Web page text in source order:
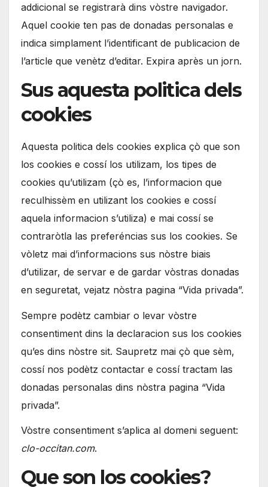
addicional se registrarà dins vòstre navigador.
Aquel cookie ten pas de donadas personalas e
indica simplament l’identificant de publicacion de
l’article que venètz d’editar. Expira après un jorn.
Sus aquesta politica dels
cookies
Aquesta politica dels cookies explica çò que son
los cookies e cossí los utilizam, los tipes de
cookies qu’utilizam (çò es, l’informacion que
reculhissèm en utilizant los cookies e cossí
aquela informacion s’utiliza) e mai cossí se
contraròtla las preferéncias sus los cookies. Se
vòletz mai d’informacions sus nòstre biais
d’utilizar, de servar e de gardar vòstras donadas
en seguretat, vejatz nòstra pagina “Vida privada”.
Sempre podètz cambiar o levar vòstre
consentiment dins la declaracion sus los cookies
qu’es dins nòstre sit. Saupretz mai çò que sèm,
cossí nos podètz contactar e cossí tractam las
donadas personalas dins nòstra pagina “Vida
privada”.
Vòstre consentiment s’aplica al domeni seguent:
clo-occitan.com.
Que son los cookies?